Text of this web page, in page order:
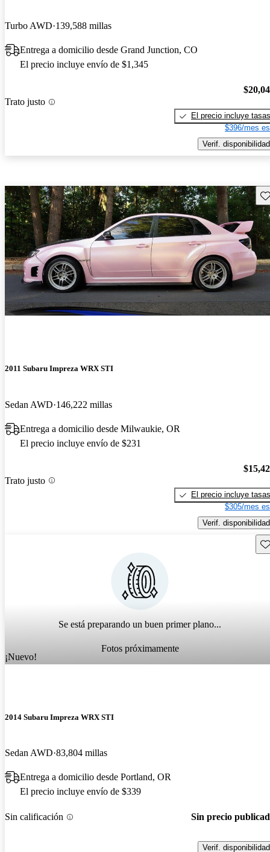
Turbo AWD 139,588 millas
Entrega a domicilio desde Grand Junction, CO
El precio incluye envío de $1,345
Trato justo
El precio incluye tasas
$396/mes
Verif. disponibilidad
2011 Subaru Impreza WRX STI
Sedan AWD 146,222 millas
Entrega a domicilio desde Milwaukie, OR
El precio incluye envío de $231
Trato justo
El precio incluye tasas
$305/mes
Verif. disponibilidad
Se está preparando un buen primer plano...
Fotos próximamente
¡Nuevo!
2014 Subaru Impreza WRX STI
Sedan AWD 83,804 millas
Entrega a domicilio desde Portland, OR
El precio incluye envío de $339
Sin calificación Sin precio
Verif. disponibilidad